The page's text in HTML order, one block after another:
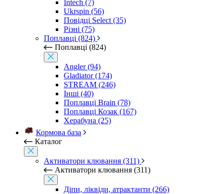
Intech (7)
Ukrspin (56)
Повідці Select (35)
Різні (75)
Поплавці (824)
Поплавці (824)
Angler (94)
Gladiator (174)
STREAM (246)
Інші (40)
Поплавці Brain (78)
Поплавці Козак (167)
Херабуна (25)
Кормова база
Каталог
Активатори клювання (311)
Активатори клювання (311)
Діпи, ліквіди, атрактанти (266)